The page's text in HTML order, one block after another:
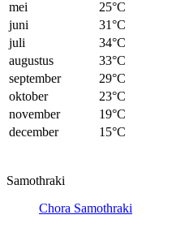
mei 25°C
juni
31°C
juli
34°C
augustus
33°C
september
29°C
oktober
23°C
november
19°C
december
15°C
Samothraki
Chora Samothraki